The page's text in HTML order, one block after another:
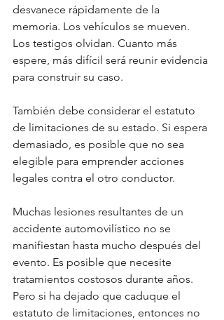
desvanece rápidamente de la
memoria. Los vehículos se mueven.
Los testigos olvidan. Cuanto más
espere, más difícil será reunir evidencia
para construir su caso.
También debe considerar el estatuto
de limitaciones de su estado. Si espera
demasiado, es posible que no sea
elegible para emprender acciones
legales contra el otro conductor.
Muchas lesiones resultantes de un
accidente automovilístico no se
manifiestan hasta mucho después del
evento. Es posible que necesite
tratamientos costosos durante años.
Pero si ha dejado que caduque el
estatuto de limitaciones, entonces no